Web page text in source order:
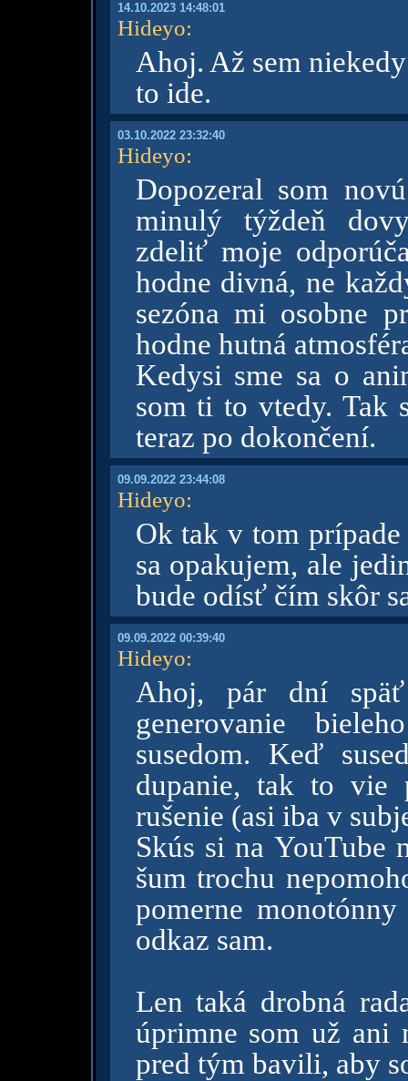
14.10.2023 14:48:01
Hideyo:
Ahoj. Až sem
to ide.
03.10.2022 23:32:40
Hideyo:
Dopozeral som
minulý týždeň
zdeliť moje
hodne divná, ne
sezóna mi osobne
hodne hutná
Kedysi sme sa o
som ti to vtedy. Tak
teraz po dokončení.
09.09.2022 23:44:08
Hideyo:
Ok tak v tom
sa opakujem, ale
bude odísť čím skôr
09.09.2022 00:39:40
Hideyo:
Ahoj, pár dní
generovanie
susedom. Keď
dupanie, tak to vie
rušenie (asi iba v
Skús si na
šum trochu
pomerne
odkaz sam.
Len taká drobná
úprimne som už ani
pred tým bavili, aby